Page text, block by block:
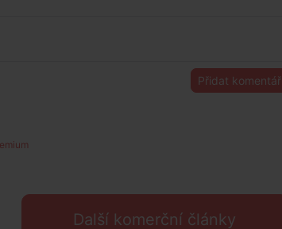
Přidat komentář
Další komerční články